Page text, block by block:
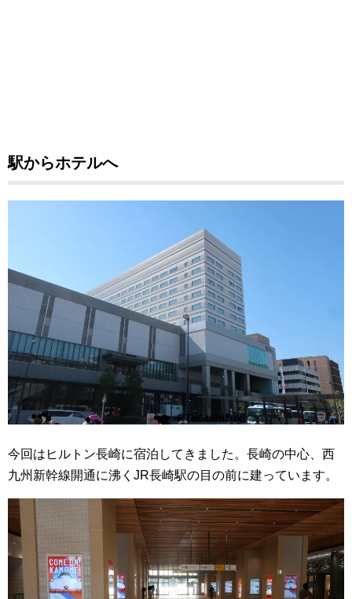
駅からホテルへ
今回はヒルトン長崎に宿泊してきました。長崎の中心、西
九州新幹線開通に沸くJR長崎駅の目の前に建っています。